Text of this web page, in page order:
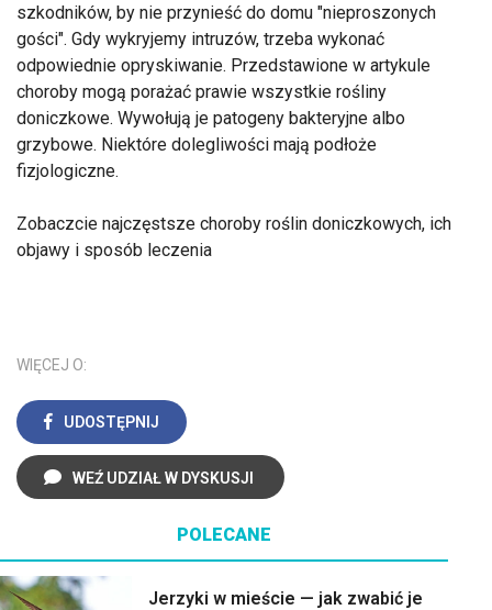
szkodników, by nie przynieść do domu "nieproszonych
gości". Gdy wykryjemy intruzów, trzeba wykonać
odpowiednie opryskiwanie. Przedstawione w artykule
choroby mogą porażać prawie wszystkie rośliny
doniczkowe. Wywołują je patogeny bakteryjne albo
grzybowe. Niektóre dolegliwości mają podłoże
fizjologiczne.
Zobaczcie najczęstsze choroby roślin doniczkowych, ich
objawy i sposób leczenia
WIĘCEJ O:
UDOSTĘPNIJ
WEŹ UDZIAŁ W DYSKUSJI
POLECANE
Jerzyki w mieście — jak zwabić je